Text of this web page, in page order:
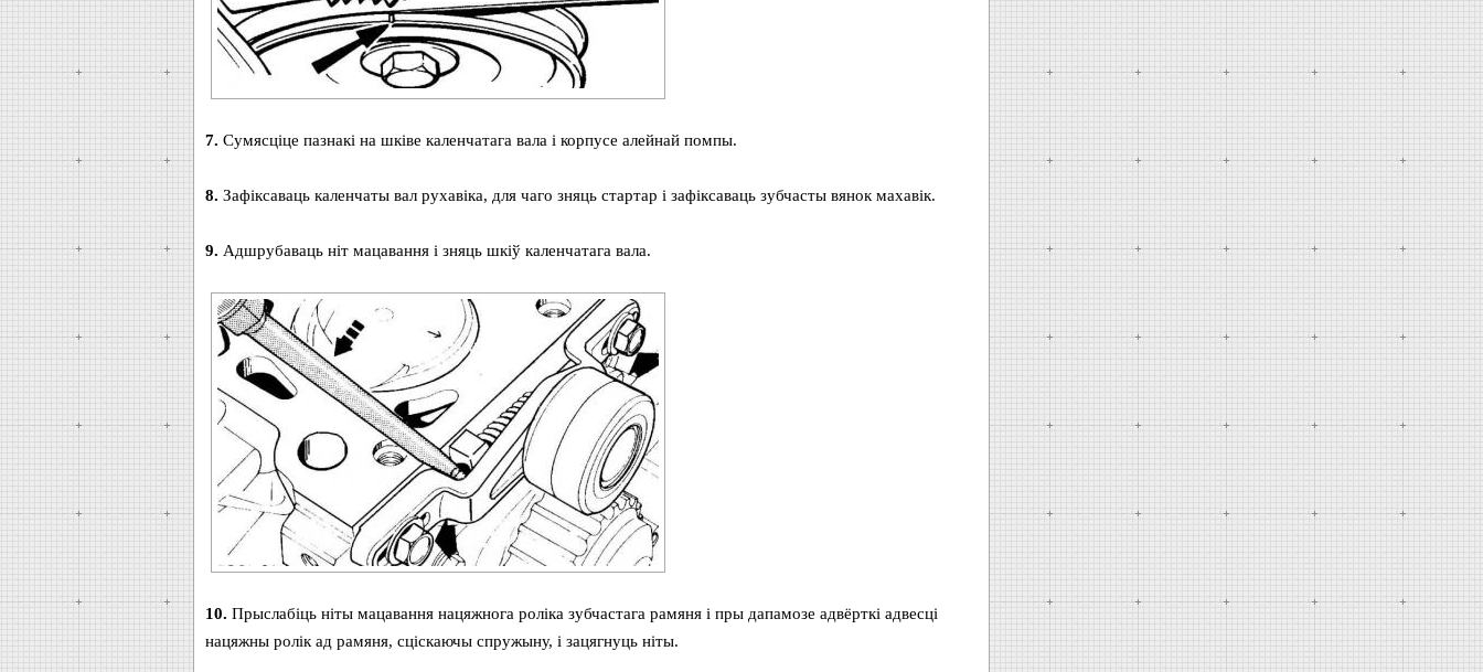
7. Сумясціце пазнакі на шківе каленчатага вала і корпусе алейнай помпы.
8. Зафіксаваць каленчаты вал рухавіка, для чаго зняць стартар і зафіксаваць зубчасты вянок махавік.
9. Адшрубаваць ніт мацавання і зняць шкіў каленчатага вала.
10. Прыслабіць ніты мацавання нацяжнога роліка зубчастага рамяня і пры дапамозе адвёрткі адвесці
нацяжны ролік ад рамяня, сціскаючы спружыну, і зацягнуць ніты.